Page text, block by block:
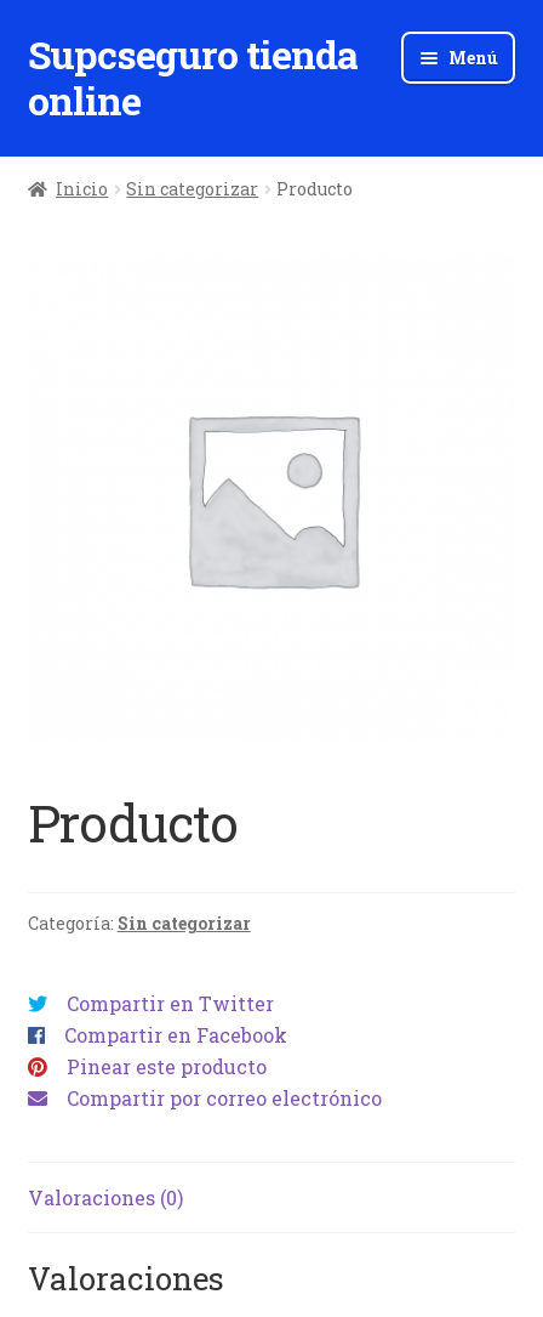
Ir
a
la
Ir
al
contenido
Supcseguro tienda
online
Menú
Inicio Sin categorizar Producto
Producto
Categoría: Sin categorizar
Compartir en Twitter
Compartir en Facebook
Pinear este producto
Compartir por correo electrónico
Valoraciones (0)
Valoraciones